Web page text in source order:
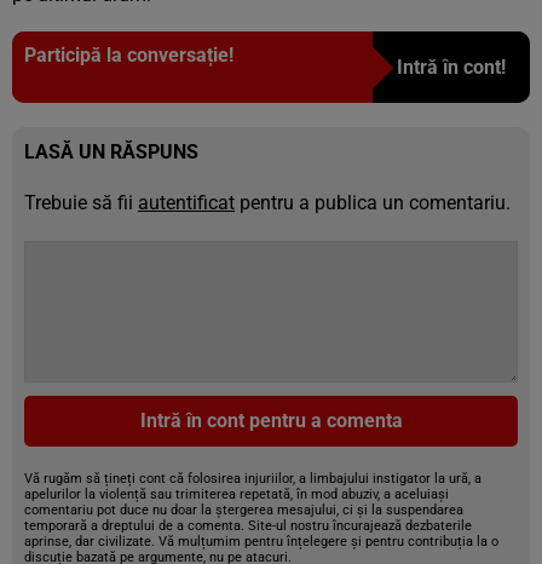
Participă la conversație!
Intră în cont!
LASĂ UN RĂSPUNS
Trebuie să fii autentificat pentru a publica un comentariu.
Intră în cont pentru a comenta
Vă rugăm să țineți cont că folosirea injuriilor, a limbajului instigator la ură, a
apelurilor la violență sau trimiterea repetată, în mod abuziv, a aceluiași
comentariu pot duce nu doar la ștergerea mesajului, ci și la suspendarea
temporară a dreptului de a comenta. Site-ul nostru încurajează dezbaterile
aprinse, dar civilizate. Vă mulțumim pentru înțelegere și pentru contribuția la o
discuție bazată pe argumente, nu pe atacuri.